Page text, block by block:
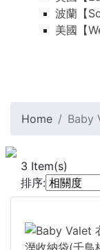
波蘭【
美國【
Home Baby
3 Item(s)
排序: